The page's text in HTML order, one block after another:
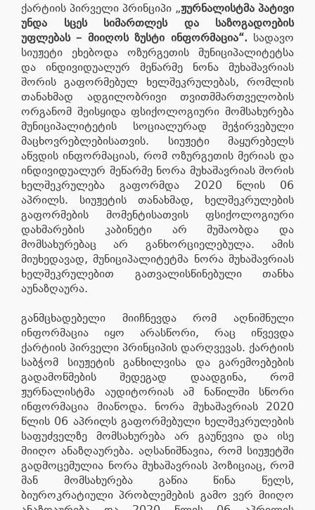
ქარტიის პირველი პრინციპი „ჟურნალისტმა პატივი
უნდა სცეს სიმართლეს და საზოგადოების
უფლებას – მიიღოს ზუსტი ინფორმაცია“. სადავო
სიუჟეტი ეხებოდა ოზურგეთის მუნიციპალიტეტსა
და ინდივიდუალურ მეწარმე ნონა მუხაშავრიას
შორის გაფორმებულ ხელშეკრულებას, რომლის
თანახმად ადგილობრივი თვითმმართველობის
ორგანომ შეისყიდა ფსიქოლოგიური მომსახურება
მუნიციპალიტეტის სოციალურად შეჭირვებული
მაცხოვრებლებისათვის. სიუჟეტი მაყურებელს
აწვდის ინფორმაციას, რომ ოზურგეთის მერიას და
ინდივიდუალურ მეწარმე ნორა მუხაშავრიას შორის
ხელშეკრულება გაფორმდა 2020 წლის 06
აპრილს. სიუჟეტის თანახმად, ხელშეკრულების
გაფორმების მომენტისათვის ფსიქოლოგიური
დახმარების კაბინეტი არ მუშაობდა და
მომსახურებაც არ განხორციელებულა. ამის
მიუხედავად, მუნიციპალიტეტმა ნორა მუხაშავრიას
ხელშეკრულებით გათვალისწინებული თანხა
აუნაზღაურა.
განმცხადებელი მიიჩნევდა რომ აღნიშნული
ინფორმაცია იყო არასწორი, რაც იწვევდა
ქარტიის პირველი პრინციპის დარღვევას. ქარტიის
საბჭომ სიუჟეტის განხილვისა და გარემოებების
გადამოწმების შედეგად დაადგინა, რომ
ჟურნალისტმა აუდიტორიას ამ ნაწილში სწორი
ინფორმაცია მიაწოდა. ნორა მუხაშავრიას 2020
წლის 06 აპრილს გაფორმებული ხელშეკრულების
საფუძველზე მომსახურება არ გაუწევია და ისე
მიიღო ანაზღაურება. აღსანიშნავია, რომ სიუჟეტში
გადმოცემულია ნორა მუხაშავრიას პოზიციაც, რომ
მან მომსახურება გაწია წინა წელს,
ბიუროკრატიული პრობლემების გამო ვერ მიიღო